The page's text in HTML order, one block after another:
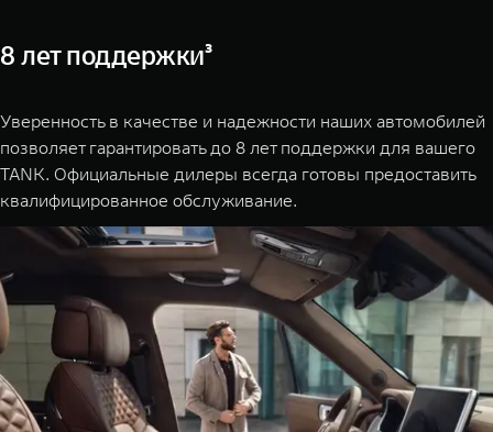
8 лет поддержки³
Уверенность в качестве и надежности наших автомобилей
позволяет гарантировать до 8 лет поддержки для вашего
TANK. Официальные дилеры всегда готовы предоставить
квалифицированное обслуживание.